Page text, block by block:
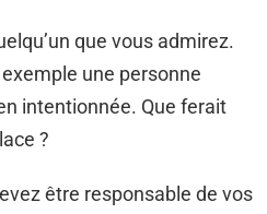
que vous admirez.
une personne
intentionnée. Que ferait
?
être responsable de vos